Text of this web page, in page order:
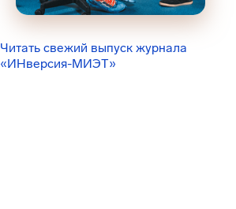
Читать свежий выпуск журнала
«ИНверсия-МИЭТ»